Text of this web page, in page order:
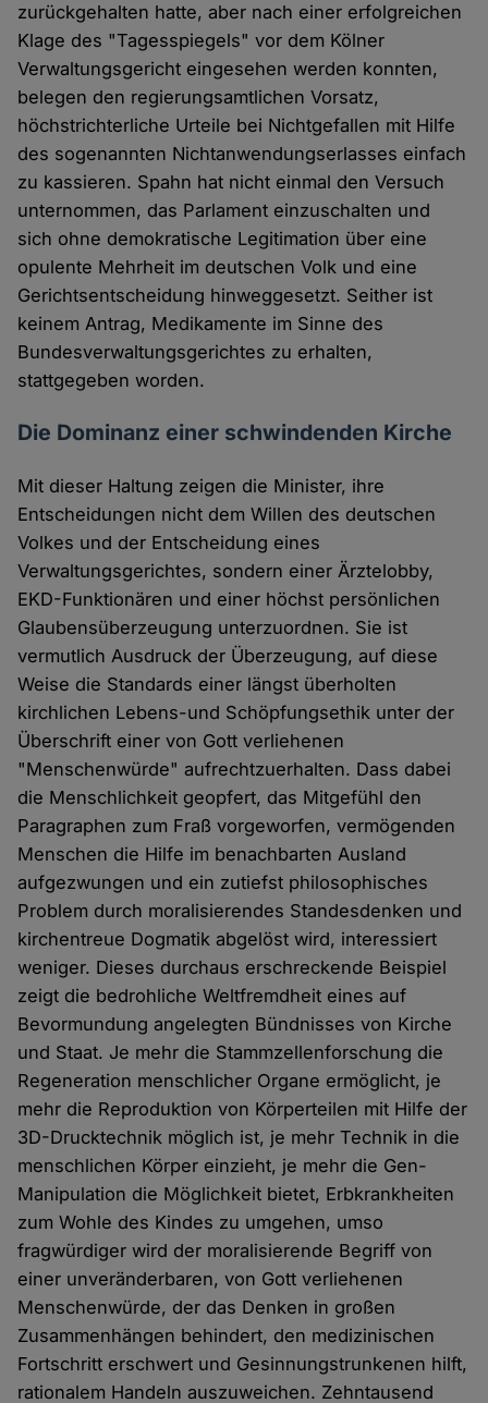
zurückgehalten hatte, aber nach einer erfolgreichen
Klage des "Tagesspiegels" vor dem Kölner
Verwaltungsgericht eingesehen werden konnten,
belegen den regierungsamtlichen Vorsatz,
höchstrichterliche Urteile bei Nichtgefallen mit Hilfe
des sogenannten Nichtanwendungserlasses einfach
zu kassieren. Spahn hat nicht einmal den Versuch
unternommen, das Parlament einzuschalten und
sich ohne demokratische Legitimation über eine
opulente Mehrheit im deutschen Volk und eine
Gerichtsentscheidung hinweggesetzt. Seither ist
keinem Antrag, Medikamente im Sinne des
Bundesverwaltungsgerichtes zu erhalten,
stattgegeben worden.
Die Dominanz einer schwindenden Kirche
Mit dieser Haltung zeigen die Minister, ihre
Entscheidungen nicht dem Willen des deutschen
Volkes und der Entscheidung eines
Verwaltungsgerichtes, sondern einer Ärztelobby,
EKD-Funktionären und einer höchst persönlichen
Glaubensüberzeugung unterzuordnen. Sie ist
vermutlich Ausdruck der Überzeugung, auf diese
Weise die Standards einer längst überholten
kirchlichen Lebens-und Schöpfungsethik unter der
Überschrift einer von Gott verliehenen
"Menschenwürde" aufrechtzuerhalten. Dass dabei
die Menschlichkeit geopfert, das Mitgefühl den
Paragraphen zum Fraß vorgeworfen, vermögenden
Menschen die Hilfe im benachbarten Ausland
aufgezwungen und ein zutiefst philosophisches
Problem durch moralisierendes Standesdenken und
kirchentreue Dogmatik abgelöst wird, interessiert
weniger. Dieses durchaus erschreckende Beispiel
zeigt die bedrohliche Weltfremdheit eines auf
Bevormundung angelegten Bündnisses von Kirche
und Staat. Je mehr die Stammzellenforschung die
Regeneration menschlicher Organe ermöglicht, je
mehr die Reproduktion von Körperteilen mit Hilfe der
3D-Drucktechnik möglich ist, je mehr Technik in die
menschlichen Körper einzieht, je mehr die Gen-
Manipulation die Möglichkeit bietet, Erbkrankheiten
zum Wohle des Kindes zu umgehen, umso
fragwürdiger wird der moralisierende Begriff von
einer unveränderbaren, von Gott verliehenen
Menschenwürde, der das Denken in großen
Zusammenhängen behindert, den medizinischen
Fortschritt erschwert und Gesinnungstrunkenen hilft,
rationalem Handeln auszuweichen. Zehntausend